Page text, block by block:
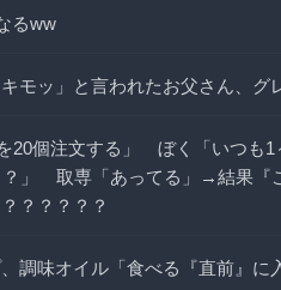
るww
モッ」と言われたお父さん、グ
20個注文する」 ぼく「いつも1
？」 取専「あってる」→結果『
？？？？？
調味オイル「食べる『直前』に